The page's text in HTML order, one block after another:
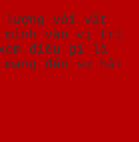
lượng với vật
vào vị trí
xem điều gì là
đến sự hài